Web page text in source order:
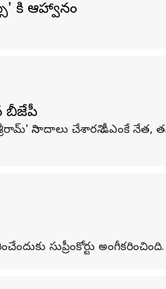
కి ఆహ్వానం
బీజేపీ
నినాదాలు చేశారని డీఎంకే నేత,
సుప్రీంకోర్టు అంగీకరించింది.